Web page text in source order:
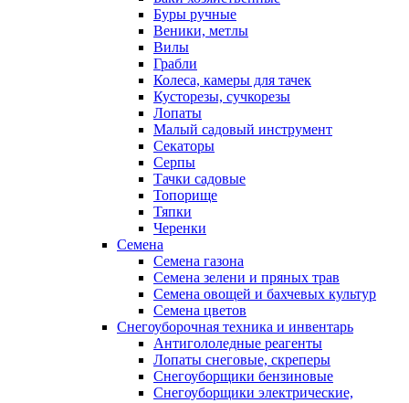
Буры ручные
Веники, метлы
Вилы
Грабли
Колеса, камеры для тачек
Кусторезы, сучкорезы
Лопаты
Малый садовый инструмент
Секаторы
Серпы
Тачки садовые
Топорище
Тяпки
Черенки
Семена
Семена газона
Семена зелени и пряных трав
Семена овощей и бахчевых культур
Семена цветов
Снегоуборочная техника и инвентарь
Антигололедные реагенты
Лопаты снеговые, скреперы
Снегоуборщики бензиновые
Снегоуборщики электрические,